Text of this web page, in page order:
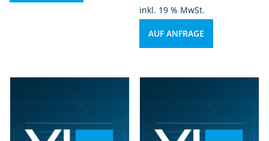
inkl. 19 % MwSt.
AUF ANFRAGE